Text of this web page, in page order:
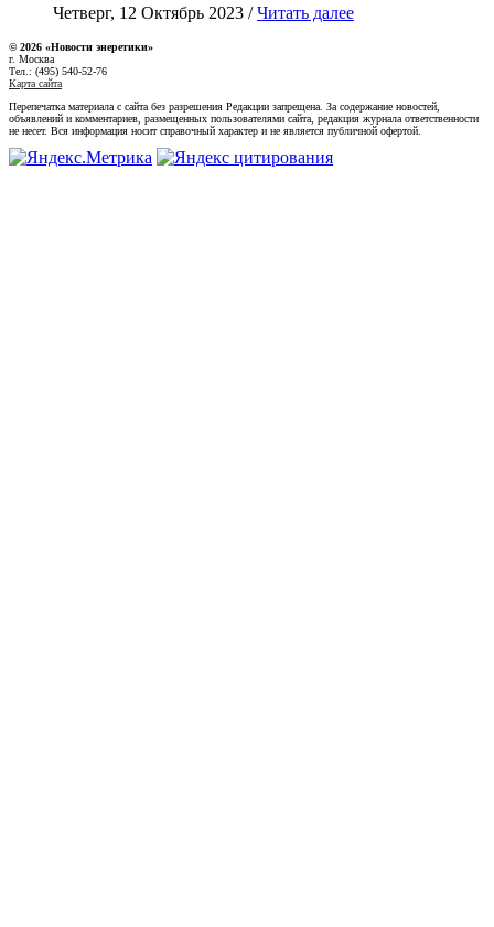
Четверг, 12 Октябрь 2023 /Читать далее
© 2026 «Новости энеретики»
г. Москва
Тел.: (495) 540-52-76
Карта сайта
Перепечатка материала с сайта без разрешения Редакции запрещена. За содержание новостей,
объявлений и комментариев, размещенных пользователями сайта, редакция журнала ответственности
не несет. Вся информация носит справочный характер и не является публичной офертой.